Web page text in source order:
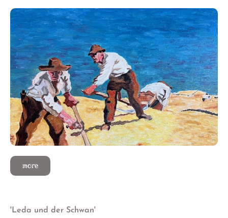
more
'Leda und der Schwan'